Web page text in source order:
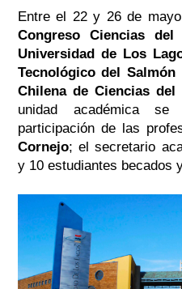
Entre el 22 y 26 de
Congreso Ciencias
Universidad de Los
Tecnológico del Salmón
Chilena de Ciencias del
unidad académica
participación de las
Cornejo; el secretario
y 10 estudiantes becados